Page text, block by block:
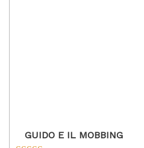
GUIDO E IL MOBBING